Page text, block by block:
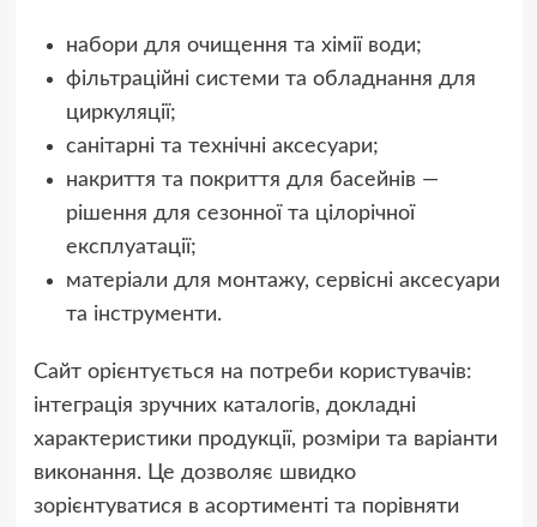
набори для очищення та хімії води;
фільтраційні системи та обладнання для
циркуляції;
санітарні та технічні аксесуари;
накриття та покриття для басейнів —
рішення для сезонної та цілорічної
експлуатації;
матеріали для монтажу, сервісні аксесуари
та інструменти.
Сайт орієнтується на потреби користувачів:
інтеграція зручних каталогів, докладні
характеристики продукції, розміри та варіанти
виконання. Це дозволяє швидко
зорієнтуватися в асортименті та порівняти